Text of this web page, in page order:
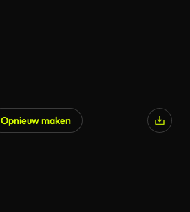
Opnieuw maken